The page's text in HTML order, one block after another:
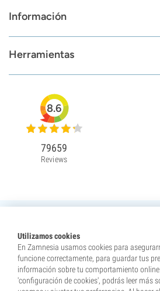
Información
Herramientas
Utilizamos cookies
En Zamnesia usamos cookies para
funcione correctamente, para guardar tus
información sobre tu comportamiento
'configuración de cookies', podrás leer más
8.6
79659
Reviews